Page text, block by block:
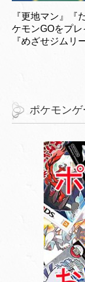
『更地マン』
ケモンGOをプ
『めざせジムリ
ポケモン